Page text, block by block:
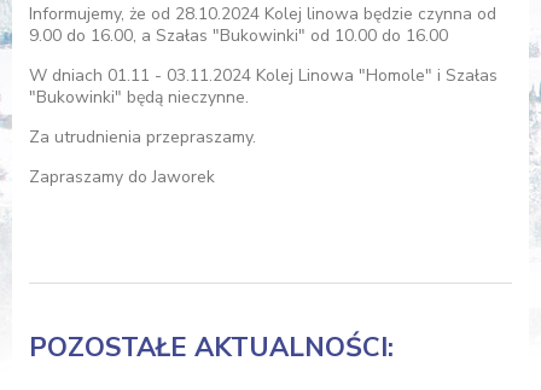
Informujemy, że od 28.10.2024 Kolej linowa będzie czynna od
9.00 do 16.00, a Szałas "Bukowinki" od 10.00 do 16.00
W dniach 01.11 - 03.11.2024 Kolej Linowa "Homole" i Szałas
"Bukowinki" będą nieczynne.
Za utrudnienia przepraszamy.
Zapraszamy do Jaworek
POZOSTAŁE AKTUALNOŚCI: